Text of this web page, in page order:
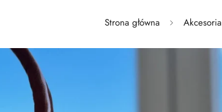
Strona główna Akcesoria